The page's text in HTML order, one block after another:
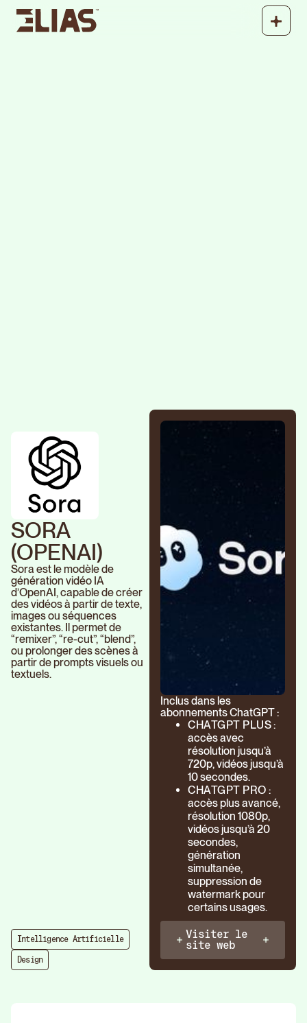
SORA
(OPENAI)
Sora est le modèle de
génération vidéo IA
d’OpenAI, capable de créer
des vidéos à partir de texte,
images ou séquences
existantes. Il permet de
“remixer”, “re-cut”, “blend”,
ou prolonger des scènes à
partir de prompts visuels ou
textuels.
Intelligence Artificielle
Design
Inclus dans les
abonnements ChatGPT :
CHATGPT PLUS:
accès avec
résolution jusqu’à
720p, vidéos jusqu’à
10 secondes.
CHATGPT PRO :
accès plus avancé,
résolution 1080p,
vidéos jusqu’à 20
secondes,
génération
simultanée,
suppression de
watermark pour
certains usages.
Visiter le
site web